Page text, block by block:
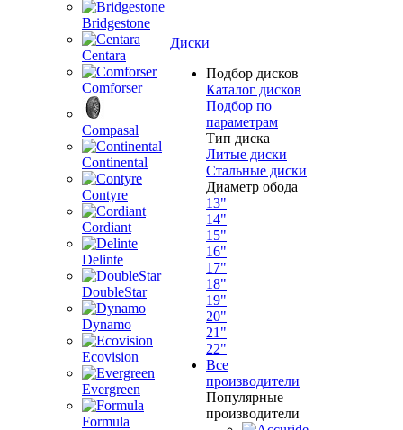
Bridgestone
Centara
Comforser
Compasal
Continental
Contyre
Cordiant
Delinte
DoubleStar
Dynamo
Ecovision
Evergreen
Formula
Диски
Подбор дисков
Каталог дисков
Подбор по
параметрам
Тип диска
Литые диски
Стальные диски
Диаметр обода
13"
14"
15"
16"
17"
18"
19"
20"
21"
22"
Все
производители
Популярные
производители